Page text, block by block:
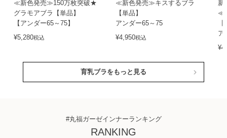
≪新色発売≫150万枚突破★
グラモアブラ【単品】
【アンダー65～75】
¥5,280税込
≪新色発売≫キスするブラ
【単品】
アンダー65～75
¥4,950税込
新
ア
¥
育乳ブラをもっと見る
#丸福ガーゼインナーランキング
RANKING